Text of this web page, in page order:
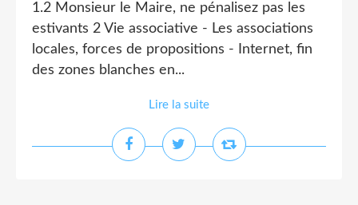
1.2 Monsieur le Maire, ne pénalisez pas les
estivants 2 Vie associative - Les associations
locales, forces de propositions - Internet, fin
des zones blanches en...
Lire la suite